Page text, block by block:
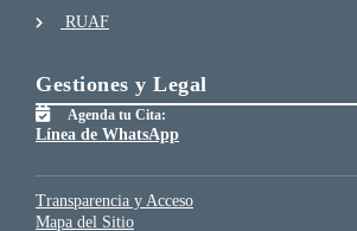
RUAF
Gestiones y Legal
Agenda tu Cita:
Línea de WhatsApp
Transparencia y Acceso
Mapa del Sitio